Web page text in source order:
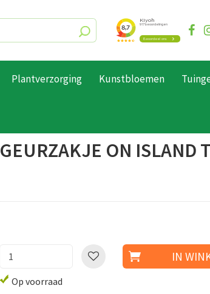
Plantverzorging Kunstbloemen
GEURZAKJE ON ISLAND
Op voorraad